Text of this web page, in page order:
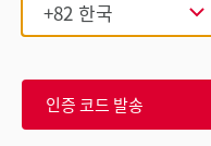
인증 코드 발송